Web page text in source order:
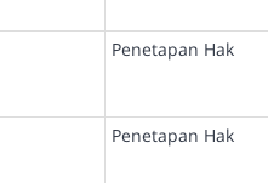
Penetapan Hak
Penetapan Hak